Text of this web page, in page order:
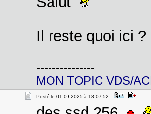
Il reste quoi ici
---------------
MON TOPIC VDS/
Posté le 01-09-2025 à 18:07:52